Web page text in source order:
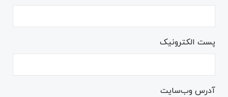
پست الکترونیک
آدرس وب‌سایت